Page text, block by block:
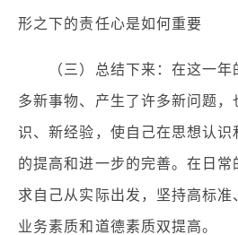
形之下的责任心是如何重要
（三）总结下来：在这一年
多新事物、产生了许多新问题，
识、新经验，使自己在思想认识
的提高和进一步的完善。在日
求自己从实际出发，坚持高标准
业务素质和道德素质双提高。